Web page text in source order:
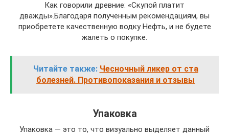
Как говорили древние: «Скупой платит
дважды».Благодаря полученным рекомендациям, вы
приобретете качественную водку Нефть, и не будете
жалеть о покупке.
Читайте также: Чесночный ликер от ста
болезней. Противопоказания и отзывы
Упаковка
Упаковка — это то, что визуально выделяет данный